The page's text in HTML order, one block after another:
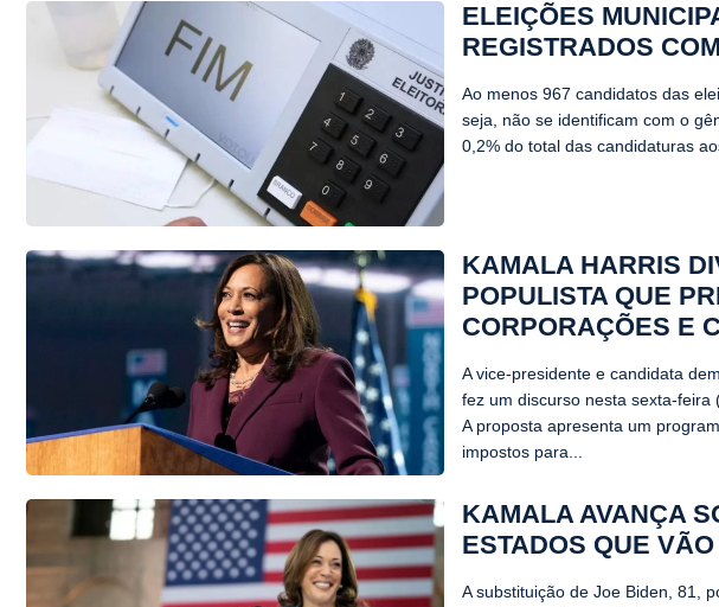
ELEIÇÕES
REGISTRADOS
Ao menos 967 candidatos das
seja, não se identificam com o
0,2% do total das candidaturas
KAMALA HARRIS
POPULISTA QUE
CORPORAÇÕES E
A vice-presidente e candidata
fez um discurso nesta sexta-feira
A proposta apresenta um
impostos para...
KAMALA AVANÇA
ESTADOS QUE
A substituição de Joe Biden, 81,